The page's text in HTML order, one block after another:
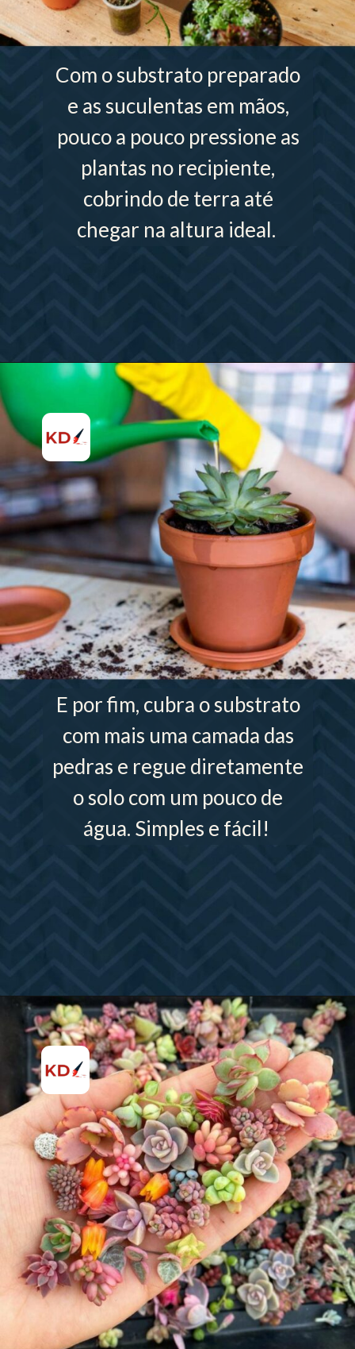
Com o substrato preparado
e as suculentas em mãos,
pouco a pouco pressione as
plantas no recipiente,
cobrindo de terra até
chegar na altura ideal.
E por fim, cubra o substrato
com mais uma camada das
pedras e regue diretamente
o solo com um pouco de
água. Simples e fácil!